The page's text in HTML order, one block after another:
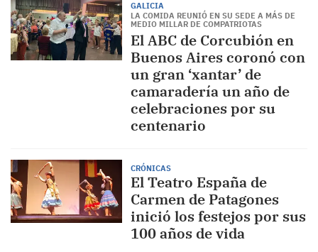
GALICIA
LA COMIDA REUNIÓ EN SU SEDE A MÁS DE
MEDIO MILLAR DE COMPATRIOTAS
El ABC de Corcubión en
Buenos Aires coronó con
un gran ‘xantar’ de
camaradería un año de
celebraciones por su
centenario
CRÓNICAS
El Teatro España de
Carmen de Patagones
inició los festejos por sus
100 años de vida